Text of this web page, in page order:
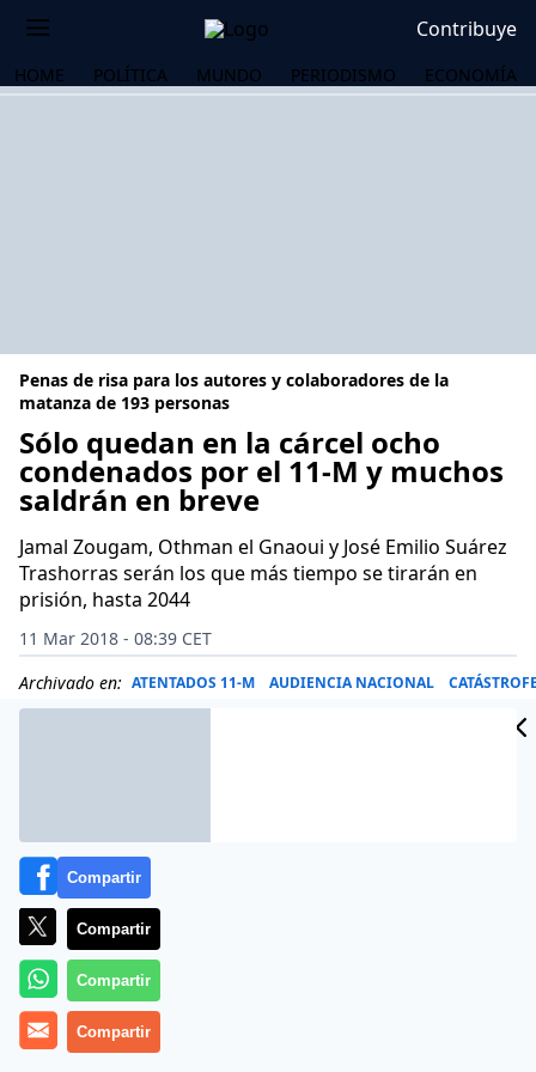
Contribuye
HOME POLÍTICA MUNDO PERIODISMO ECONOMÍA
Penas de risa para los autores y colaboradores de la
matanza de 193 personas
Sólo quedan en la cárcel ocho
condenados por el 11-M y muchos
saldrán en breve
Jamal Zougam, Othman el Gnaoui y José Emilio Suárez
Trashorras serán los que más tiempo se tirarán en
prisión, hasta 2044
11 Mar 2018 - 08:39 CET
Archivado en: ATENTADOS 11-M AUDIENCIA NACIONAL
Compartir
Compartir
Compartir
Compartir